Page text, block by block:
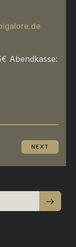
Abendkasse:
NEXT